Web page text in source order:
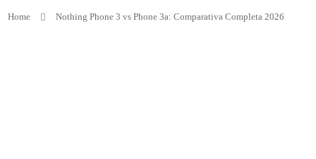
Home Nothing Phone 3 vs Phone 3a: Comparativa Completa 2026